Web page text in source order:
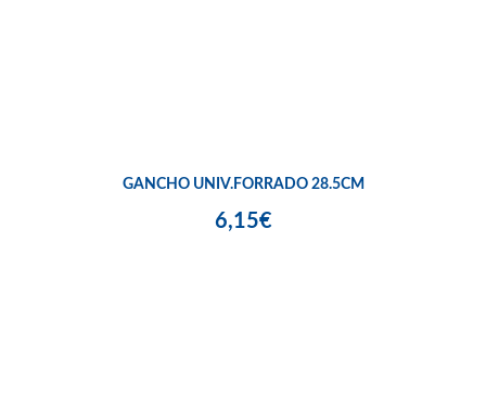
GANCHO UNIV.FORRADO 28.5CM
6,15€